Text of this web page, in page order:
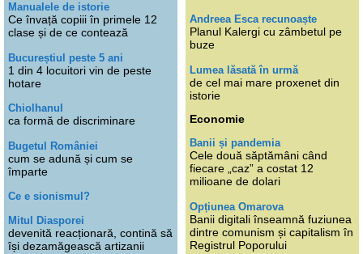
Manualele de istorie
Ce învață copiii în primele 12
clase și de ce contează
Bucureștiul peste 5 ani
1 din 4 locuitori vin de peste
hotare
Chiolhanul
ca formă de discriminare
Bugetul României
cum se adună și cum se
împarte
Ce e sionismul?
Mitul Diasporei
devenită reacționară, contină să
își dezamăgească artizanii
Andreea Esca recunoaște
Planul Kalergi cu zâmbetul pe
buze
Lumea lăsată în urmă
de cel mai mare proxenet din
istorie
Economie
Banii și pandemia
Cele două săptămâni când
fiecare „caz” a costat 12
milioane de dolari
Opțiunea Omarova
Banii digitali înseamnă fuziunea
dintre comunism și capitalism în
Registrul Poporului